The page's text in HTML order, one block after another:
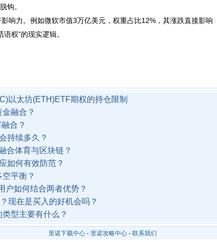
钩。
响力。例如微软市值3万亿美元，权重占比12%，其涨跌直接影响
权”的现实逻辑。
以太坊(ETH)ETF期权的持仓限制
融合？
合？
持续多久？
合体育与区块链？
如何有效防范？
平衡？
户如何结合两者优势？
现在是买入的好机会吗？
型主要有什么？
里诺下载中心 - 里诺攻略中心 - 联系我们